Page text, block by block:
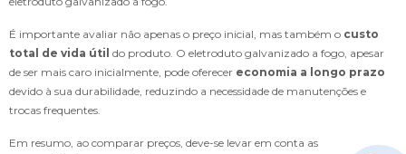
É importante avaliar não apenas o preço inicial, mas também o custo
total de vida útil do produto. O eletroduto galvanizado a fogo, apesar
de ser mais caro inicialmente, pode oferecer economia a longo prazo
devido à sua durabilidade, reduzindo a necessidade de manutenções e
trocas frequentes.
Em resumo, ao comparar preços, deve-se levar em conta as